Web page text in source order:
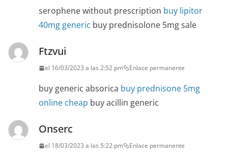
serophene without prescription buy lipitor
40mg generic buy prednisolone 5mg sale
Ftzvui
el 16/03/2023 a las 2:52 pm Enlace permanente
buy generic absorica buy prednisone 5mg
online cheap buy acillin generic
Onserc
el 18/03/2023 a las 5:22 pm Enlace permanente